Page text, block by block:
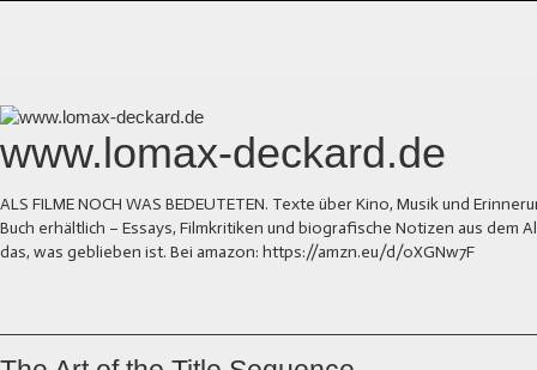
www.lomax-deckard.de
ALS FILME NOCH WAS BEDEUTETEN. Texte über Kino, Musik und
Buch erhältlich – Essays, Filmkritiken und biografische Notizen aus dem
das, was geblieben ist. Bei amazon: https://amzn.eu/d/0XGNw7F